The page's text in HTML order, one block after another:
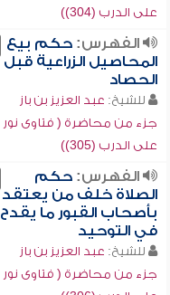
على الدرب (304))
الفهرس:حكم بيع
المحاصيل الزراعية قبل
الحصاد
للشيخ: عبد العزيز بن باز
جزء من محاضرة ( فتاوى نور
على الدرب (305))
الفهرس:حكم
الصلاة خلف من يعتقد
بأصحاب القبور ما يقدح
في التوحيد
للشيخ: عبد العزيز بن باز
جزء من محاضرة ( فتاوى نور